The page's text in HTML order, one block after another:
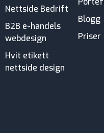
Nettside Bedrift
B2B e-handels
webdesign
Hvit etikett
nettside design
Blogg
Priser